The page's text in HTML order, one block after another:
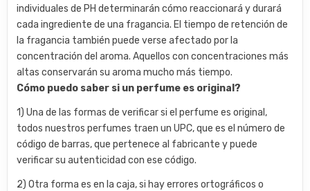
individuales de PH determinarán cómo reaccionará y durará
cada ingrediente de una fragancia. El tiempo de retención de
la fragancia también puede verse afectado por la
concentración del aroma. Aquellos con concentraciones más
altas conservarán su aroma mucho más tiempo.
Cómo puedo saber si un perfume es original?
1) Una de las formas de verificar si el perfume es original,
todos nuestros perfumes traen un UPC, que es el número de
código de barras, que pertenece al fabricante y puede
verificar su autenticidad con ese código.
2) Otra forma es en la caja, si hay errores ortográficos o